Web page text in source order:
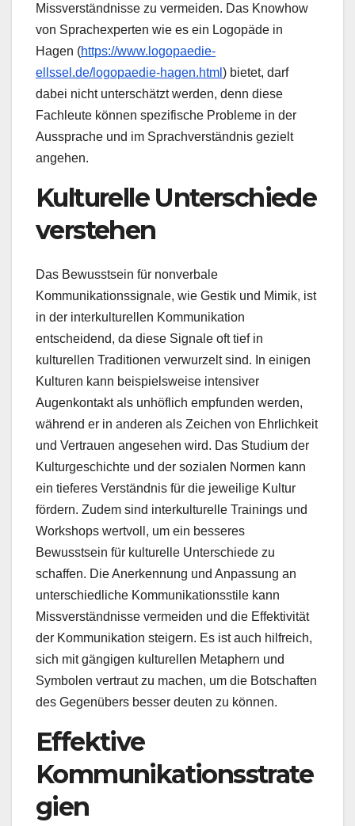
Missverständnisse zu vermeiden. Das Knowhow
von Sprachexperten wie es ein Logopäde in
Hagen (https://www.logopaedie-
ellssel.de/logopaedie-hagen.html ) bietet, darf
dabei nicht unterschätzt werden, denn diese
Fachleute können spezifische Probleme in der
Aussprache und im Sprachverständnis gezielt
angehen.
Kulturelle Unterschiede
verstehen
Das Bewusstsein für nonverbale
Kommunikationssignale, wie Gestik und Mimik, ist
in der interkulturellen Kommunikation
entscheidend, da diese Signale oft tief in
kulturellen Traditionen verwurzelt sind. In einigen
Kulturen kann beispielsweise intensiver
Augenkontakt als unhöflich empfunden werden,
während er in anderen als Zeichen von Ehrlichkeit
und Vertrauen angesehen wird. Das Studium der
Kulturgeschichte und der sozialen Normen kann
ein tieferes Verständnis für die jeweilige Kultur
fördern. Zudem sind interkulturelle Trainings und
Workshops wertvoll, um ein besseres
Bewusstsein für kulturelle Unterschiede zu
schaffen. Die Anerkennung und Anpassung an
unterschiedliche Kommunikationsstile kann
Missverständnisse vermeiden und die Effektivität
der Kommunikation steigern. Es ist auch hilfreich,
sich mit gängigen kulturellen Metaphern und
Symbolen vertraut zu machen, um die Botschaften
des Gegenübers besser deuten zu können.
Effektive
Kommunikationsstrate
gien